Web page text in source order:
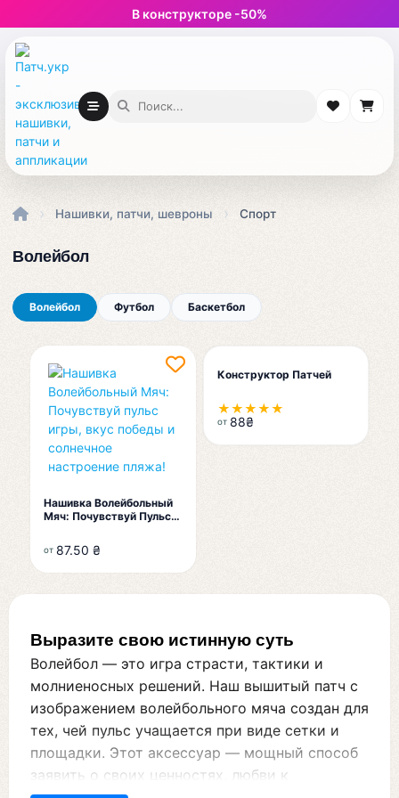
В конструкторе -50%
› Нашивки, патчи, шевроны › Спорт
Волейбол
Волейбол Футбол Баскетбол
Волейбол
Нашивка Волейбольный
Мяч: Почувствуй Пульс
Солнечное Настроение
Пляжа!
от 87.50 ₴
Конструктор Патчей
★★★★★
от 88₴
Выразите свою истинную суть
Волейбол — это игра страсти, тактики и
молниеносных решений. Наш вышитый патч с
изображением волейбольного мяча создан для
тех, чей пульс учащается при виде сетки и
площадки. Этот аксессуар — мощный способ
заявить о своих ценностях, любви к